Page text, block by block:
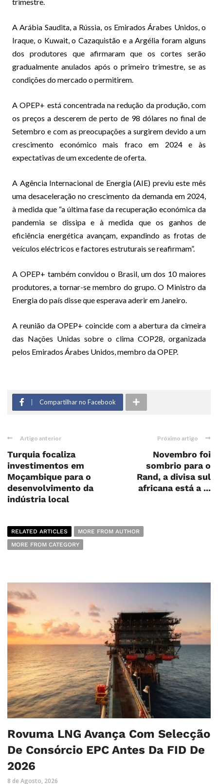
A Arábia Saudita, a Rússia, os Emirados Árabes Unidos, o
Iraque, o Kuwait, o Cazaquistão e a Argélia foram alguns
dos produtores que afirmaram que os cortes serão
gradualmente anulados após o primeiro trimestre, se as
condições do mercado o permitirem.
A OPEP+ está concentrada na redução da produção, com
os preços a descerem de perto de 98 dólares no final de
Setembro e com as preocupações a surgirem devido a um
crescimento económico mais fraco em 2024 e às
expectativas de um excedente de oferta.
A Agência Internacional de Energia (AIE) previu este mês
uma desaceleração no crescimento da demanda em 2024,
à medida que “a última fase da recuperação económica da
pandemia se dissipa e à medida que os ganhos de
eficiência energética avançam, expandindo as frotas de
veículos eléctricos e factores estruturais se reafirmam”.
A OPEP+ também convidou o Brasil, um dos 10 maiores
produtores, a tornar-se membro do grupo. O Ministro da
Energia do país disse que esperava aderir em Janeiro.
A reunião da OPEP+ coincide com a abertura da cimeira
das Nações Unidas sobre o clima COP28, organizada
pelos Emirados Árabes Unidos, membro da OPEP.
Compartilhar no Facebook
Artigo anterior
Turquia focaliza
investimentos em
Moçambique para o
desenvolvimento da
indústria local
Próximo artigo
Novembro foi
sombrio para o
Rand, a divisa sul
africana está a ...
RELATED ARTICLES
MORE FROM AUTHOR
MORE FROM CATEGORY
Rovuma LNG Avança Com Selecção
De Consórcio EPC Antes Da FID De
2026
8 de Agosto, 2026